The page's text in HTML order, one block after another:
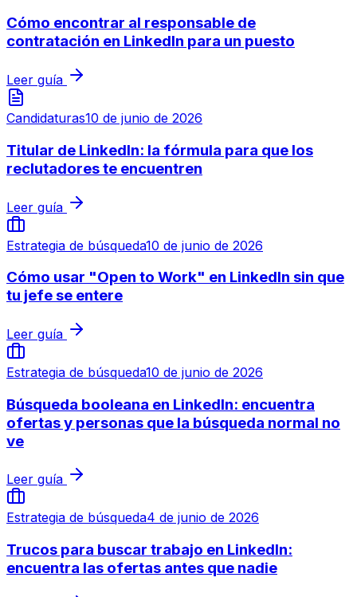
Cómo encontrar al responsable de
contratación en LinkedIn para un puesto
Leer guía
Candidaturas10 de junio de 2026
Titular de LinkedIn: la fórmula para que los
reclutadores te encuentren
Leer guía
Estrategia de búsqueda10 de junio de 2026
Cómo usar "Open to Work" en LinkedIn sin que
tu jefe se entere
Leer guía
Estrategia de búsqueda10 de junio de 2026
Búsqueda booleana en LinkedIn: encuentra
ofertas y personas que la búsqueda normal no
ve
Leer guía
Estrategia de búsqueda4 de junio de 2026
Trucos para buscar trabajo en LinkedIn:
encuentra las ofertas antes que nadie